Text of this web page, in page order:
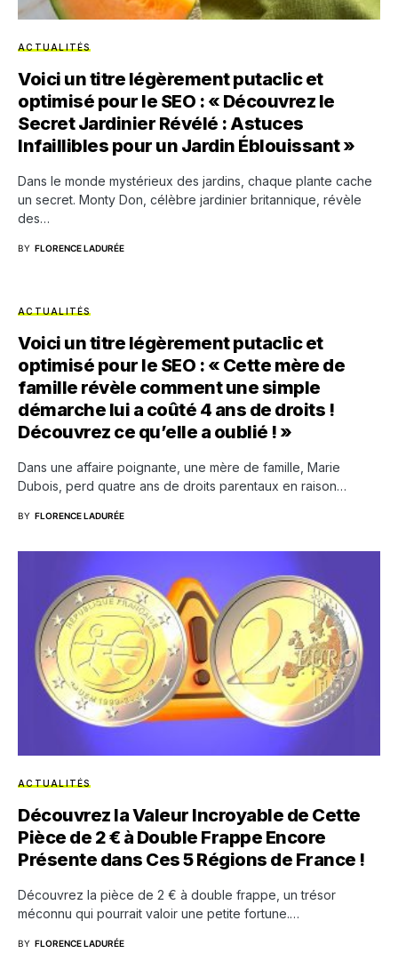
ACTUALITÉS
Voici un titre légèrement putaclic et
optimisé pour le SEO : « Découvrez le
Secret Jardinier Révélé : Astuces
Infaillibles pour un Jardin Éblouissant »
Dans le monde mystérieux des jardins, chaque plante cache
un secret. Monty Don, célèbre jardinier britannique, révèle
des…
BY FLORENCE LADURÉE
ACTUALITÉS
Voici un titre légèrement putaclic et
optimisé pour le SEO : « Cette mère de
famille révèle comment une simple
démarche lui a coûté 4 ans de droits !
Découvrez ce qu’elle a oublié ! »
Dans une affaire poignante, une mère de famille, Marie
Dubois, perd quatre ans de droits parentaux en raison…
BY FLORENCE LADURÉE
ACTUALITÉS
Découvrez la Valeur Incroyable de Cette
Pièce de 2 € à Double Frappe Encore
Présente dans Ces 5 Régions de France !
Découvrez la pièce de 2 € à double frappe, un trésor
méconnu qui pourrait valoir une petite fortune.…
BY FLORENCE LADURÉE